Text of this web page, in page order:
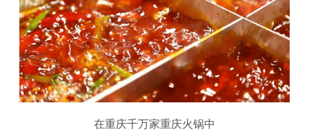
在重庆千万家重庆火锅中